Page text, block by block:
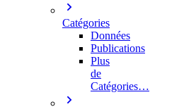
Catégories
Données
Publications
Plus
de
Catégories…